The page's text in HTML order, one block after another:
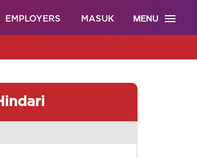
EMPLOYERS MASUK MENU